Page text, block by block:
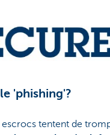
'phishing'?
escrocs tentent de